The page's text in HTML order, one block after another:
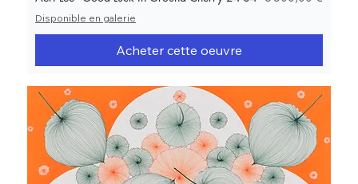
Disponible en galerie
Acheter cette oeuvre